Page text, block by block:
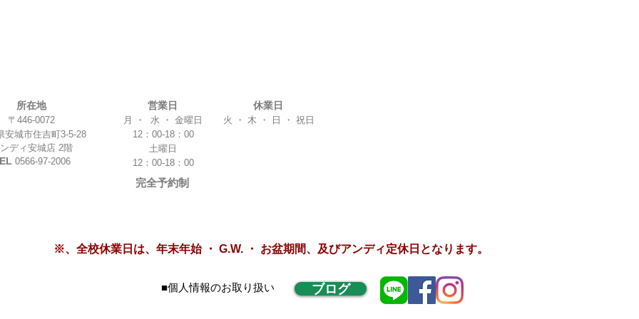
所在地
〒446-0072
安城市住吉町3-5-28
ディ安城店 2階
0566-97-2006
休業日
火 ・ 木 ・ 日 ・ 祝日
営業日
月 ・ 水 ・ 金曜日
12：00-18：00
土曜日
12：00-18：00
完全予約制
※、全校休業日は、年末年始 ・ G.W. ・ お盆期間、及びアンディ定休日となります。
■個人情報のお取り扱い ブログ